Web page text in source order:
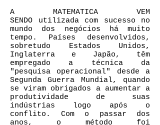
A MATEMATICA VEM
SENDO utilizada com sucesso no
mundo dos negócios há muito
tempo. Países desenvolvidos,
sobretudo Estados Unidos,
Inglaterra e Japão, têm
empregado a técnica da
"pesquisa operacional" desde a
Segunda Guerra Mundial, quando
se viram obrigados a aumentar a
produtividade de suas
indústrias logo após o
conflito. Com o passar dos
anos, o método foi